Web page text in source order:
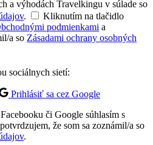
a výhodách Travelkingu v súlade so
.
Kliknutím na tlačidlo
podmienkami a
a so Zásadami ochrany osobných
sociálnych sietí:
Prihlásiť sa cez Google
či Google súhlasím s
že som sa zoznámil/a so
.